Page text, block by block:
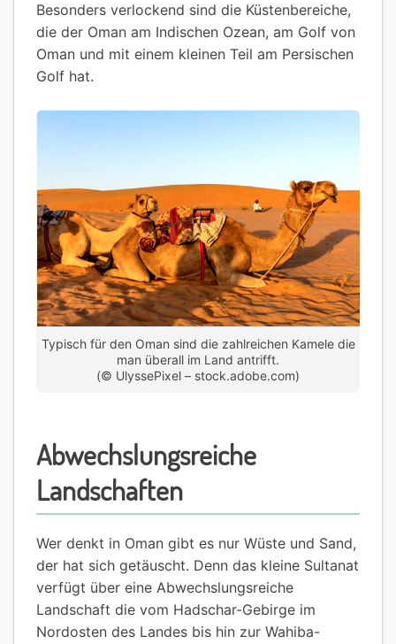
Besonders verlockend sind die Küstenbereiche,
die der Oman am Indischen Ozean, am Golf von
Oman und mit einem kleinen Teil am Persischen
Golf hat.
Typisch für den Oman sind die zahlreichen Kamele die
man überall im Land antrifft.
(© UlyssePixel – stock.adobe.com)
Abwechslungsreiche
Landschaften
Wer denkt in Oman gibt es nur Wüste und Sand,
der hat sich getäuscht. Denn das kleine Sultanat
verfügt über eine Abwechslungsreiche
Landschaft die vom Hadschar-Gebirge im
Nordosten des Landes bis hin zur Wahiba-